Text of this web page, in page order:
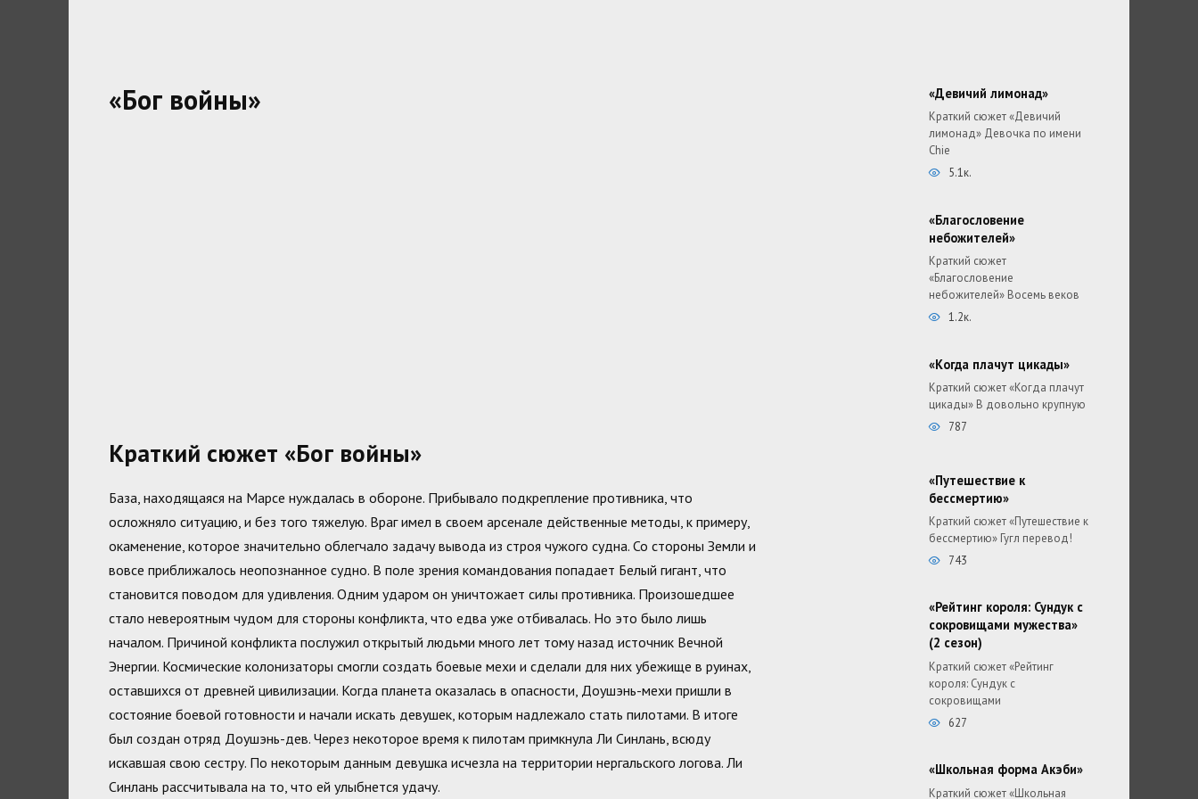
«Бог войны»
Краткий сюжет «Бог войны»
База, находящаяся на Марсе нуждалась в обороне. Прибывало подкрепление противника, что
осложняло ситуацию, и без того тяжелую. Враг имел в своем арсенале действенные методы, к примеру,
окаменение, которое значительно облегчало задачу вывода из строя чужого судна. Со стороны Земли и
вовсе приближалось неопознанное судно. В поле зрения командования попадает Белый гигант, что
становится поводом для удивления. Одним ударом он уничтожает силы противника. Произошедшее
стало невероятным чудом для стороны конфликта, что едва уже отбивалась. Но это было лишь
началом. Причиной конфликта послужил открытый людьми много лет тому назад источник Вечной
Энергии. Космические колонизаторы смогли создать боевые мехи и сделали для них убежище в руинах,
оставшихся от древней цивилизации. Когда планета оказалась в опасности, Доушэнь-мехи пришли в
состояние боевой готовности и начали искать девушек, которым надлежало стать пилотами. В итоге
был создан отряд Доушэнь-дев. Через некоторое время к пилотам примкнула Ли Синлань, всюду
искавшая свою сестру. По некоторым данным девушка исчезла на территории нергальского логова. Ли
Синлань рассчитывала на то, что ей улыбнется удачу.
«Девичий лимонад»
Краткий сюжет «Девичий
лимонад» Девочка по имени
Chie
5.1к.
«Благословение
небожителей»
Краткий сюжет
«Благословение
небожителей» Восемь веков
1.2к.
«Когда плачут цикады»
Краткий сюжет «Когда плачут
цикады» В довольно крупную
787
«Путешествие к
бессмертию»
Краткий сюжет «Путешествие к
бессмертию» Гугл перевод!
743
«Рейтинг короля: Сундук с
сокровищами мужества»
(2 сезон)
Краткий сюжет «Рейтинг
короля: Сундук с
сокровищами
627
«Школьная форма Акэби»
Краткий сюжет «Школьная